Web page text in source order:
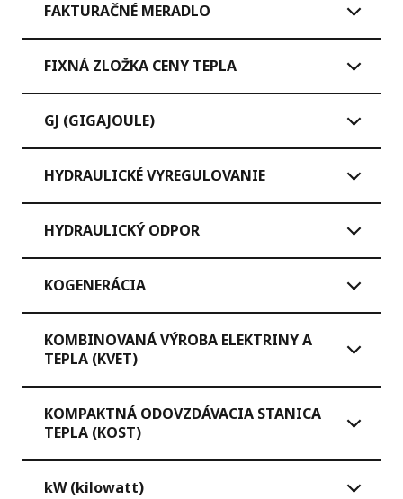
FAKTURAČNÉ MERADLO
FIXNÁ ZLOŽKA CENY TEPLA
GJ (GIGAJOULE)
HYDRAULICKÉ VYREGULOVANIE
HYDRAULICKÝ ODPOR
KOGENERÁCIA
KOMBINOVANÁ VÝROBA ELEKTRINY A
TEPLA (KVET)
KOMPAKTNÁ ODOVZDÁVACIA STANICA
TEPLA (KOST)
kW (kilowatt)